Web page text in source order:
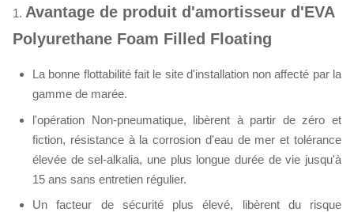
1. Avantage de produit d'amortisseur d'EVA
Polyurethane Foam Filled Floating
La bonne flottabilité fait le site d'installation non affecté par la
gamme de marée.
l'opération Non-pneumatique, libèrent à partir de zéro et
fiction, résistance à la corrosion d'eau de mer et tolérance
élevée de sel-alkalia, une plus longue durée de vie jusqu'à
15 ans sans entretien régulier.
Un facteur de sécurité plus élevé, libèrent du risque